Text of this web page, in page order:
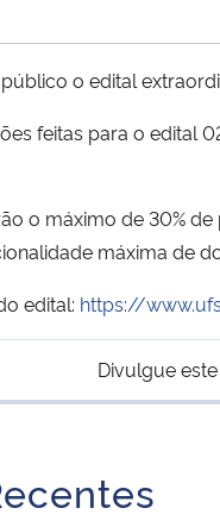
o edital
feitas para o edital
o máximo de 30%
máxima de
edital: https://
Divulgue